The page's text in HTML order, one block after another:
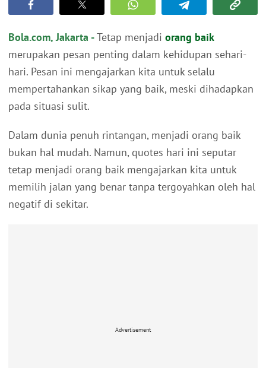
Bola.com, Jakarta -Tetap menjadi orang baik
merupakan pesan penting dalam kehidupan sehari-
hari. Pesan ini mengajarkan kita untuk selalu
mempertahankan sikap yang baik, meski dihadapkan
pada situasi sulit.
Dalam dunia penuh rintangan, menjadi orang baik
bukan hal mudah. Namun, quotes hari ini seputar
tetap menjadi orang baik mengajarkan kita untuk
memilih jalan yang benar tanpa tergoyahkan oleh hal
negatif di sekitar.
Advertisement